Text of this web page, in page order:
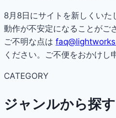
8月8日にサイトを新しくいた
動作が不安定になることがご
ご不明な点は
ください。ご不便をおかけし
CATEGORY
ジャンルから探す